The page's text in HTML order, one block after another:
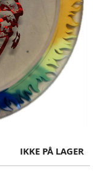
IKKE PÅ LAGER